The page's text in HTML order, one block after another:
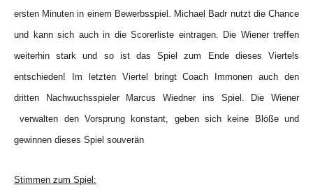
ersten Minuten in einem Bewerbsspiel. Michael Badr nutzt die Chance
und kann sich auch in die Scorerliste eintragen. Die Wiener treffen
weiterhin stark und so ist das Spiel zum Ende dieses Viertels
entschieden! Im letzten Viertel bringt Coach Immonen auch den
dritten Nachwuchsspieler Marcus Wiedner ins Spiel. Die Wiener
verwalten den Vorsprung konstant, geben sich keine Blöße und
gewinnen dieses Spiel souverän
Stimmen zum Spiel: